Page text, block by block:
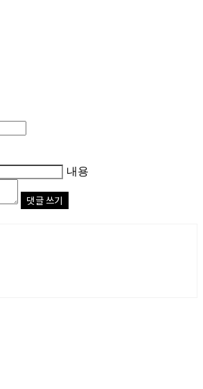
내용
댓글 쓰기